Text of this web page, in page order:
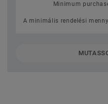
Minimum
A minimális rendelési